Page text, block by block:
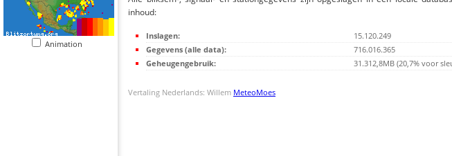
Animation
inhoud:
Inslagen:
15.120.249
Gegevens (alle data):
716.016.365
Geheugengebruik:
31.312,8MB (20,7% voor
Vertaling Nederlands: Willem MeteoMoes